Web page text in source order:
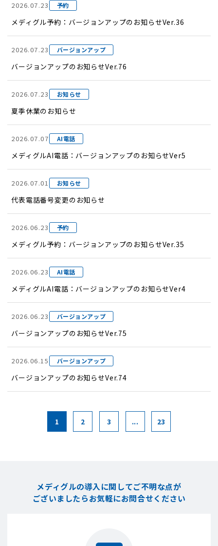
2026.07.23 予約
メディグル予約：バージョンアップのお知らせVer.36
2026.07.23 バージョンアップ
バージョンアップのお知らせVer.76
2026.07.23 お知らせ
夏季休業のお知らせ
2026.07.07 AI電話
メディグルAI電話：バージョンアップのお知らせVer5
2026.07.01 お知らせ
代表電話番号変更のお知らせ
2026.06.23 予約
メディグル予約：バージョンアップのお知らせVer.35
2026.06.23 AI電話
メディグルAI電話：バージョンアップのお知らせVer4
2026.06.23 バージョンアップ
バージョンアップのお知らせVer.75
2026.06.15 バージョンアップ
バージョンアップのお知らせVer.74
1 2 3 ... 23
メディグルの導入に関してご不明な点が
ございましたらお気軽にお問合せください